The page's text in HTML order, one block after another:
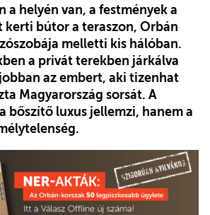
a helyén van, a festmények a
kerti bútor a teraszon, Orbán
melletti kis hálóban.
a privát terekben járkálva
az embert, aki tizenhat
Magyarország sorsát. A
bőszítő luxus jellemzi, hanem a